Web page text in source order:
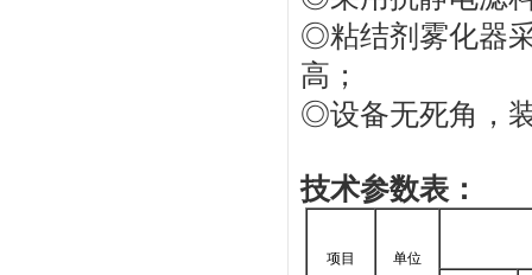
◎粘结剂雾化器
高；
◎设备无死角，
技术参数表：
项目
单位